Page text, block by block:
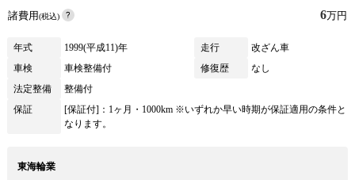
諸費用(税込) 6万円
年式 1999(平成11)年 走行
改ざん車
車検
車検整備付 修復歴
なし
法定整備
整備付
保証
[保証付]：1ヶ月・1000km ※いずれか早い時期が保証適用の条件と
なります。
東海輪業